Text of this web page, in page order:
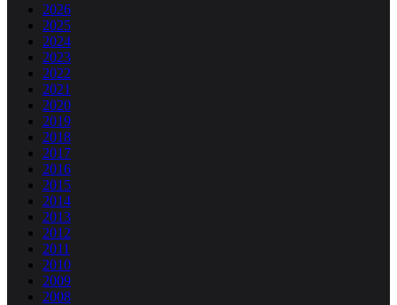
2026
2025
2024
2023
2022
2021
2020
2019
2018
2017
2016
2015
2014
2013
2012
2011
2010
2009
2008